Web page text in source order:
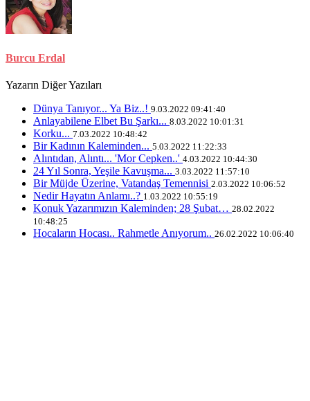
Burcu Erdal
Yazarın Diğer Yazıları
Dünya Tanıyor... Ya Biz..! 9.03.2022 09:41:40
Anlayabilene Elbet Bu Şarkı... 8.03.2022 10:01:31
Korku... 7.03.2022 10:48:42
Bir Kadının Kaleminden... 5.03.2022 11:22:33
Alıntıdan, Alıntı... 'Mor Cepken..' 4.03.2022 10:44:30
24 Yıl Sonra, Yeşile Kavuşma... 3.03.2022 11:57:10
Bir Müjde Üzerine, Vatandaş Temennisi 2.03.2022 10:06:52
Nedir Hayatın Anlamı..? 1.03.2022 10:55:19
Konuk Yazarımızın Kaleminden; 28 Şubat… 28.02.2022
10:48:25
Hocaların Hocası.. Rahmetle Anıyorum.. 26.02.2022 10:06:40